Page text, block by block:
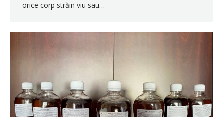
orice corp străin viu sau…